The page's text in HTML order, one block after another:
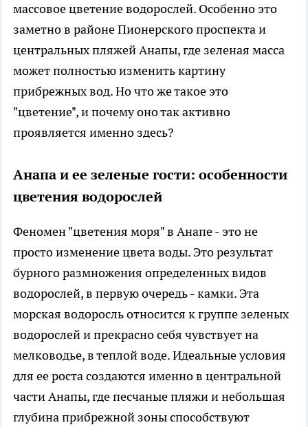
массовое цветение водорослей. Особенно это
заметно в районе Пионерского проспекта и
центральных пляжей Анапы, где зеленая масса
может полностью изменить картину
прибрежных вод. Но что же такое это
"цветение", и почему оно так активно
проявляется именно здесь?
Анапа и ее зеленые гости: особенности
цветения водорослей
Феномен "цветения моря" в Анапе - это не
просто изменение цвета воды. Это результат
бурного размножения определенных видов
водорослей, в первую очередь - камки. Эта
морская водоросль относится к группе зеленых
водорослей и прекрасно себя чувствует на
мелководье, в теплой воде. Идеальные условия
для ее роста создаются именно в центральной
части Анапы, где песчаные пляжи и небольшая
глубина прибрежной зоны способствуют